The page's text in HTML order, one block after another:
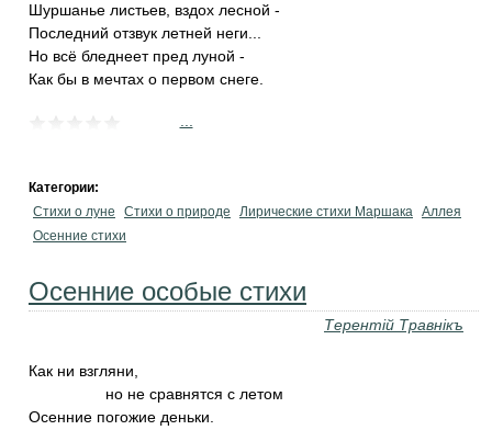
Шуршанье листьев, вздох лесной -
Последний отзвук летней неги...
Но всё бледнеет пред луной -
Как бы в мечтах о первом снеге.
Категории:
Стихи о луне
Стихи о природе Лирические стихи Маршака Аллея
Осенние стихи
Осенние особые стихи
Терентiй Травнiкъ
Как ни взгляни,
но не сравнятся с летом
Осенние погожие деньки.